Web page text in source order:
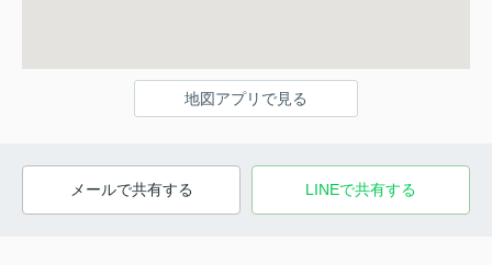
地図アプリで見る
メールで共有する LINEで共有する